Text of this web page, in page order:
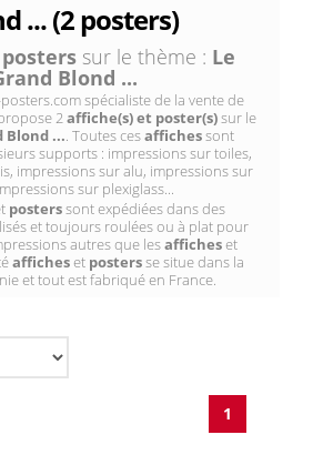
... (2 posters)
posters sur le thème : Le
Blond ...
spécialiste de la vente de
2affiche(s) et poster(s)sur le
Blond .... Toutes cesaffichessont
supports : impressions sur toiles,
impressions sur alu, impressions sur
sur plexiglass...
posterssont expédiées dans des
et toujours roulées ou à plat pour
autres que lesafficheset
afficheset postersse situe dans la
et tout est fabriqué en France.
1